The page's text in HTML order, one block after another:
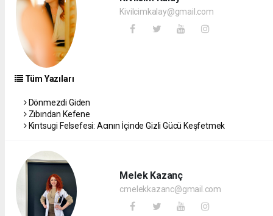
Kivilcimkalay@gmail.com
Tüm Yazıları
Dönmezdi Giden
Zıbından Kefene
Kintsugi Felsefesi: Acının İçinde Gizli Gücü Keşfetmek
Melek Kazanç
cmelekkazanc@gmail.com